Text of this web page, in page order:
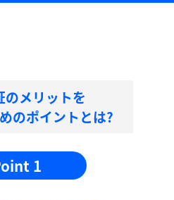
のメリットを
のポイントとは?
1